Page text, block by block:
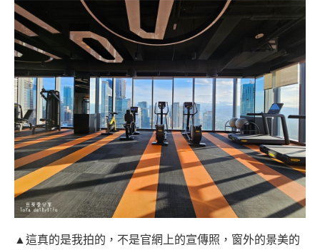
▲這真的是我拍的，不是官網上的宣傳照，窗外的景美的